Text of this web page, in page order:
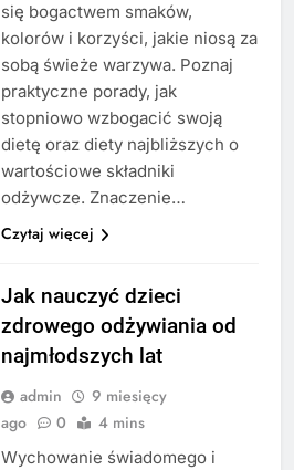
się bogactwem smaków,
kolorów i korzyści, jakie niosą za
sobą świeże warzywa. Poznaj
praktyczne porady, jak
stopniowo wzbogacić swoją
dietę oraz diety najbliższych o
wartościowe składniki
odżywcze. Znaczenie…
Czytaj więcej
Jak nauczyć dzieci
zdrowego odżywiania od
najmłodszych lat
admin
9 miesięcy
ago
0 4 mins
Wychowanie świadomego i